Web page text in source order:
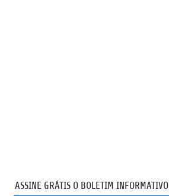
ASSINE GRÁTIS O BOLETIM INFORMATIVO